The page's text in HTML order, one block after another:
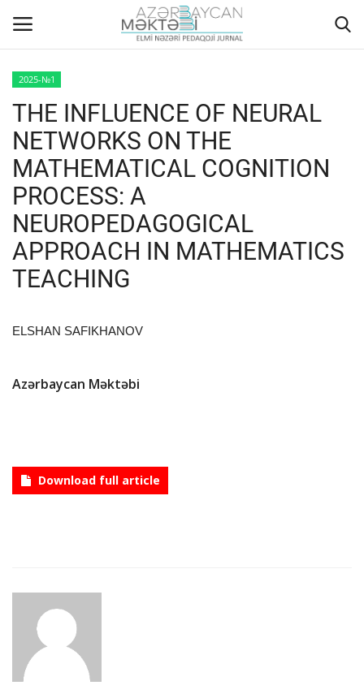
Home
ABOUT US
EDITORIAL COUNCIL
ACTUAL
INSTRUCTIONS FOR AUTHORS
Azerbaijani English
2025-№1
THE INFLUENCE OF NEURAL
NETWORKS ON THE
MATHEMATICAL COGNITION
PROCESS: A
NEUROPEDAGOGICAL
APPROACH IN MATHEMATICS
TEACHING
ELSHAN SAFIKHANOV
Azərbaycan Məktəbi
Download full article